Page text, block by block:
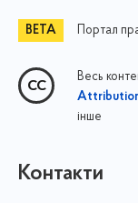
Портал
Весь
інше
Контакти